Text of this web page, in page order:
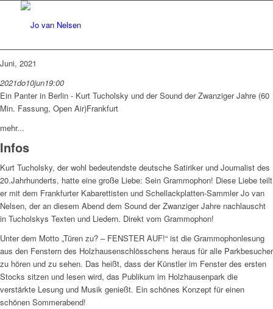
Juni, 2021
2021do10jun19:00
Ein Panter in Berlin - Kurt Tucholsky und der Sound der Zwanziger Jahre (60
Min. Fassung, Open Air)Frankfurt
mehr...
Infos
Kurt Tucholsky, der wohl bedeutendste deutsche Satiriker und Journalist des
20.Jahrhunderts, hatte eine große Liebe: Sein Grammophon! Diese Liebe teilt
er mit dem Frankfurter Kabarettisten und Schellackplatten-Sammler Jo van
Nelsen, der an diesem Abend dem Sound der Zwanziger Jahre nachlauscht
in Tucholskys Texten und Liedern. Direkt vom Grammophon!
Unter dem Motto „Türen zu? – FENSTER AUF!“ ist die Grammophonlesung
aus den Fenstern des Holzhausenschlösschens heraus für alle Parkbesucher
zu hören und zu sehen. Das heißt, dass der Künstler im Fenster des ersten
Stocks sitzen und lesen wird, das Publikum im Holzhausenpark die
verstärkte Lesung und Musik genießt. Ein schönes Konzept für einen
schönen Sommerabend!